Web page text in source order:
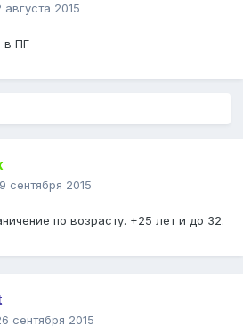
августа 2015
в ПГ
сентября 2015
по возрасту. +25 лет и до 32.
сентября 2015